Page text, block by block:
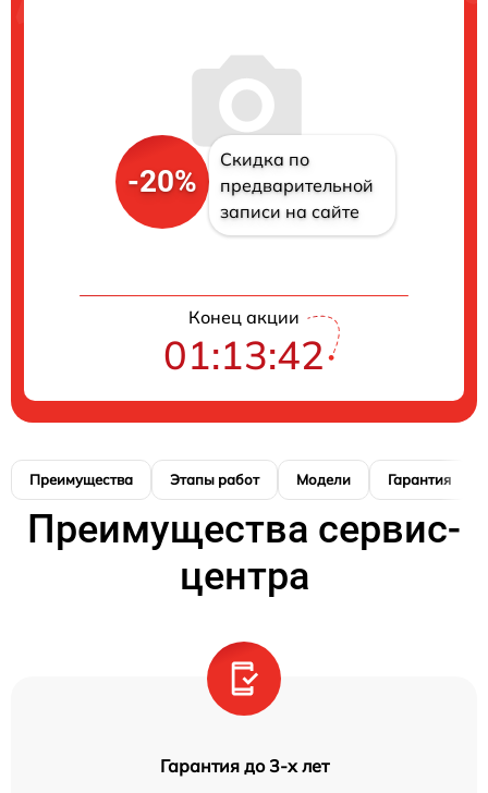
-20%
Скидка по
предварительной
записи на сайте
Конец акции
01:13:41
Преимущества Этапы работ Модели Гарантия
Преимущества сервис-
центра
Гарантия до 3-х лет